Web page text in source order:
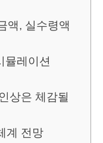
액, 실수령액
뮬레이션
상은 체감될
계 전망